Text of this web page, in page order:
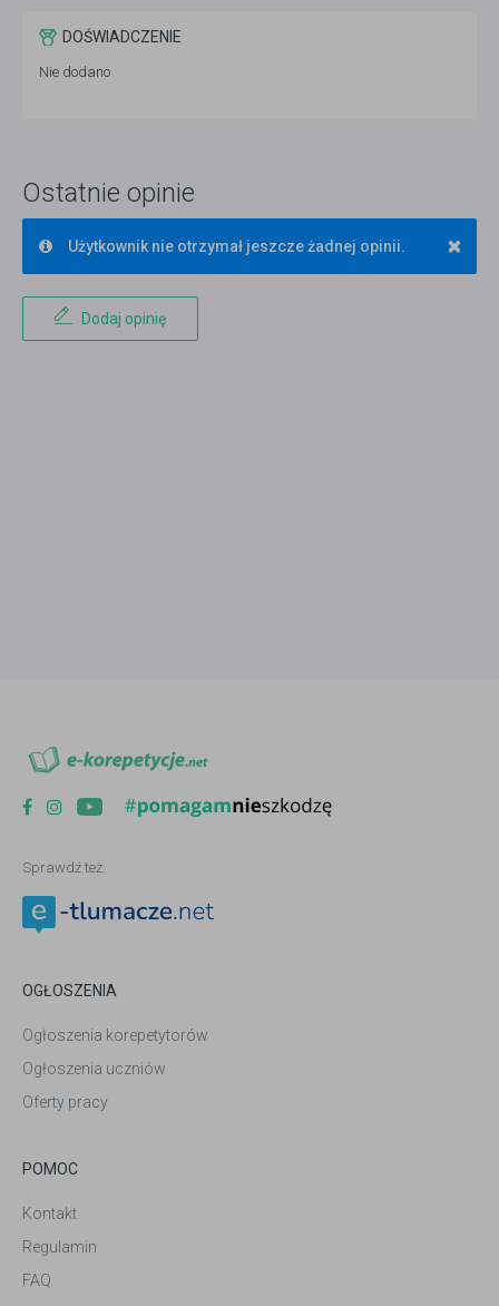
DOŚWIADCZENIE
Nie dodano
Ostatnie opinie
×
Użytkownik nie otrzymał jeszcze żadnej opinii.
Dodaj opinię
Sprawdź też:
OGŁOSZENIA
Ogłoszenia korepetytorów
Ogłoszenia uczniów
Oferty pracy
POMOC
Kontakt
Regulamin
FAQ